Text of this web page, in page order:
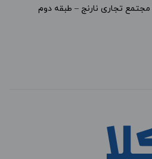
تجاری نارنج – طبقه دوم